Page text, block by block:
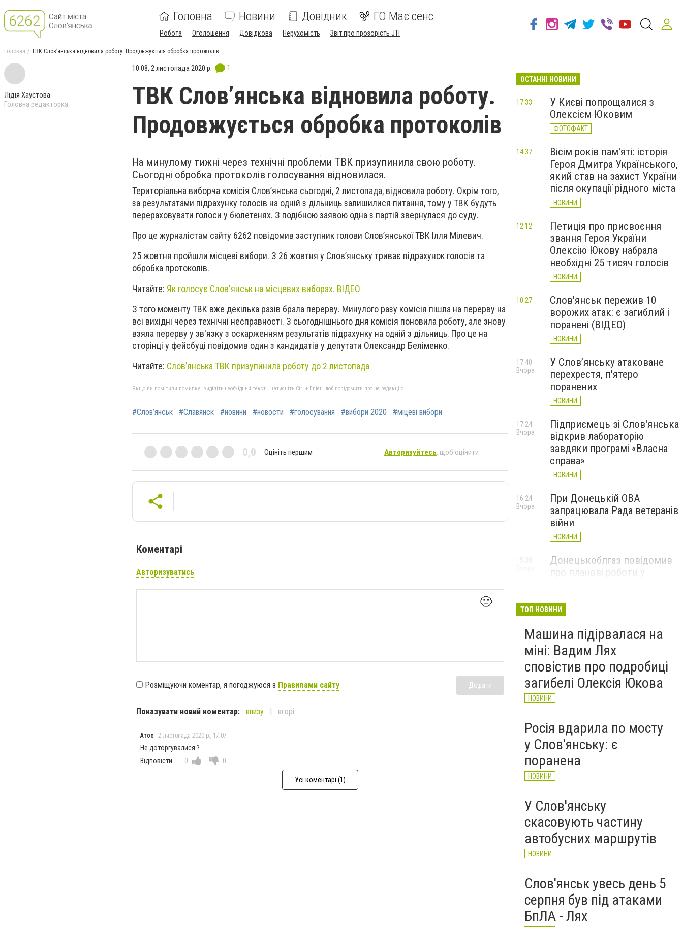
Головна Новини Довідник ГО Має сенс
Робота Оголошення Довідкова Нерухомість Звіт про прозорість JTI
Головна ТВК Слов’янська відновила роботу. Продовжується обробка протоколів
Лідія Хаустова
Головна редакторка
10:08, 2 листопада 2020 р. 1
ТВК Слов’янська відновила роботу.
Продовжується обробка протоколів
На минулому тижні через технічні проблеми ТВК призупинила свою роботу.
Сьогодні обробка протоколів голосування відновилася.
Територіальна виборча комісія Слов’янська сьогодні, 2 листопада, відновила роботу. Окрім того,
за результатами підрахунку голосів на одній з дільниць залишилися питання, тому у ТВК будуть
перераховувати голоси у бюлетенях. З подібною заявою одна з партій звернулася до суду.
Про це журналістам сайту 6262 повідомив заступник голови Слов’янської ТВК Ілля Мілевич.
25 жовтня пройшли місцеві вибори. З 26 жовтня у Слов’янську триває підрахунок голосів та
обробка протоколів.
Читайте: Як голосує Слов'янськ на місцевих виборах. ВІДЕО
З того моменту ТВК вже декілька разів брала перерву. Минулого разу комісія пішла на перерву на
всі вихідні через технічні несправності. З сьогоднішнього дня комісія поновила роботу, але знову
взяла перерву у зв'язку з оскарженням результатів підрахунку на одній з дільниць. Про це на
сторінці у фейсбуці повідомив один з кандидатів у депутати Олександр Беліменко.
Читайте: Слов’янська ТВК призупинила роботу до 2 листопада
Якщо ви помітили помилку, виділіть необхідний текст і натисніть Ctrl + Enter, щоб повідомити про це редакцію
#Слов’янськ #Славянск #новини #новости #голосування #вибори 2020 #міцеві вибори
0,0 Оцініть першим Авторизуйтесь, щоб оцінити
Коментарі
Авторизуватись
🙂
Розміщуючи коментар, я погоджуюся з Правилами сайту Додати
Показувати новий коментар: внизу вгорі
Атос 2 листопада 2020 р., 17:07
Не доторгувалися ?
Відповісти
0 0
Усі коментарі (1)
ОСТАННІ НОВИНИ
У Києві попрощалися з
Олексієм Юковим
ФОТОФАКТ
17:33
Вісім років пам'яті: історія
Героя Дмитра Українського,
який став на захист України
після окупації рідного міста
НОВИНИ
14:37
Петиція про присвоєння
звання Героя України
Олексію Юкову набрала
необхідні 25 тисяч голосів
НОВИНИ
12:12
Слов'янськ пережив 10
ворожих атак: є загиблий і
поранені (ВІДЕО)
НОВИНИ
10:27
У Слов’янську атаковане
перехрестя, п'ятеро
поранених
НОВИНИ
17:40
Вчора
Підприємець зі Слов'янська
відкрив лабораторію
завдяки програмі «Власна
справа»
НОВИНИ
17:24
Вчора
При Донецькій ОВА
запрацювала Рада ветеранів
війни
НОВИНИ
16:24
Вчора
Донецькоблгаз повідомив
про планові роботи у
НОВИНИ
15:30
ТОП НОВИНИ
Машина підірвалася на
міні: Вадим Лях
сповістив про подробиці
загибелі Олексія Юкова
НОВИНИ
Росія вдарила по мосту
у Слов'янську: є
поранена
НОВИНИ
У Слов'янську
скасовують частину
автобусних маршрутів
НОВИНИ
Слов'янськ увесь день 5
серпня був під атаками
БпЛА - Лях